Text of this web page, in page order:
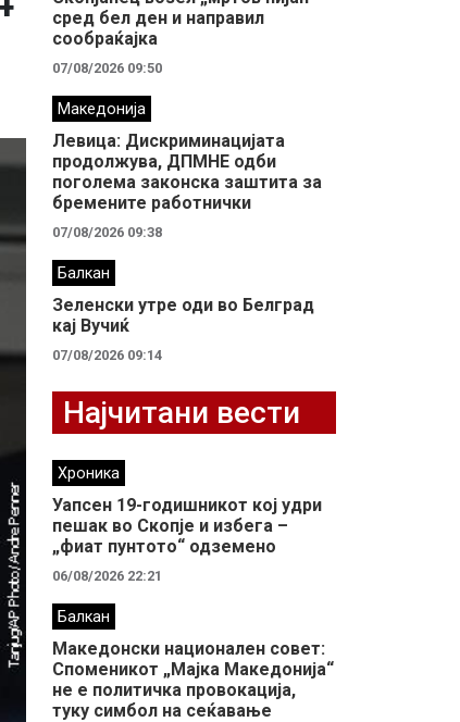
сред бел ден и направил
сообраќајка
07/08/2026 09:50
Македонија
Левица: Дискриминацијата
продолжува, ДПМНЕ одби
поголема законска заштита за
бремените работнички
07/08/2026 09:38
Балкан
Зеленски утре оди во Белград
кај Вучиќ
07/08/2026 09:14
Најчитани вести
Хроника
Уапсен 19-годишникот кој удри
пешак во Скопје и избега –
„фиат пунтото“ одземено
06/08/2026 22:21
Балкан
Македонски национален совет:
Споменикот „Мајка Македонија“
не е политичка провокација,
туку симбол на сеќавање